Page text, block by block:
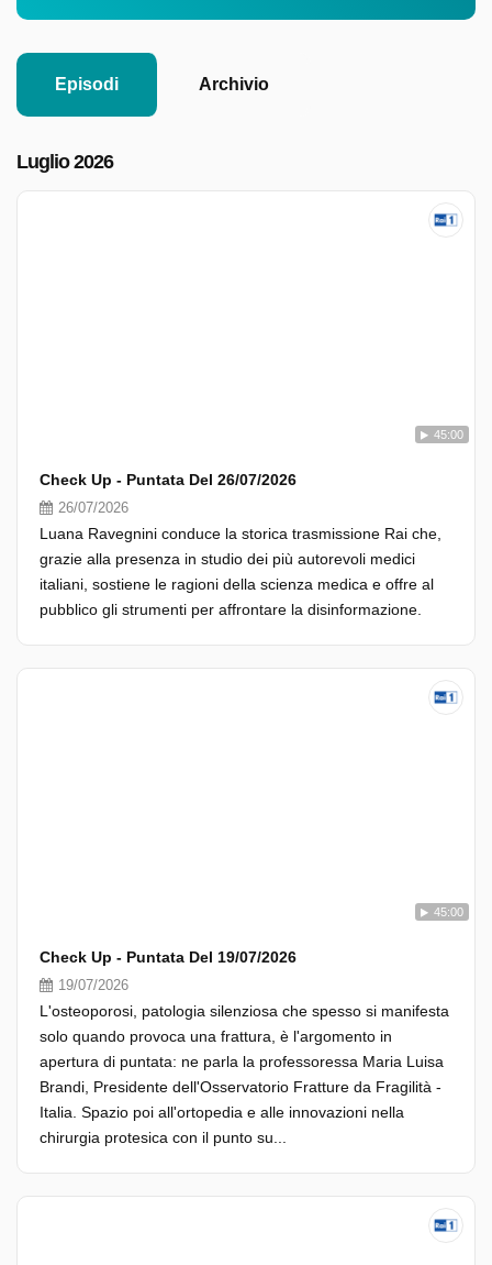
Episodi Archivio
Luglio 2026
45:00
Check Up - Puntata Del 26/07/2026
26/07/2026
Luana Ravegnini conduce la storica trasmissione Rai che,
grazie alla presenza in studio dei più autorevoli medici
italiani, sostiene le ragioni della scienza medica e offre al
pubblico gli strumenti per affrontare la disinformazione.
45:00
Check Up - Puntata Del 19/07/2026
19/07/2026
L'osteoporosi, patologia silenziosa che spesso si manifesta
solo quando provoca una frattura, è l'argomento in
apertura di puntata: ne parla la professoressa Maria Luisa
Brandi, Presidente dell'Osservatorio Fratture da Fragilità -
Italia. Spazio poi all'ortopedia e alle innovazioni nella
chirurgia protesica con il punto su...